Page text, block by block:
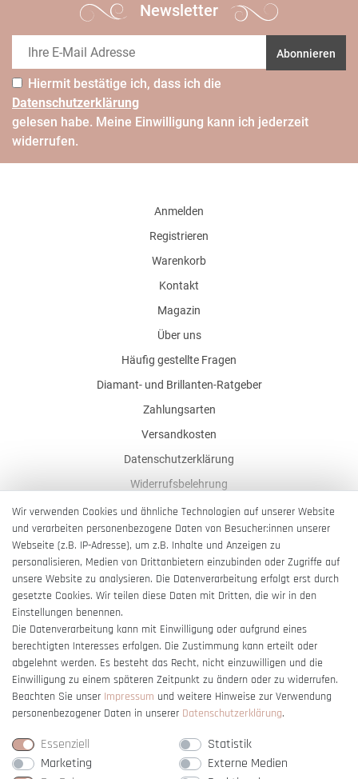
Newsletter
Abonnieren
Hiermit bestätige ich, dass ich die
Daten­schutz­erklärung
gelesen habe. Meine Einwilligung kann ich jederzeit
widerrufen.
Anmelden
Registrieren
Warenkorb
Kontakt
Magazin
Über uns
Häufig gestellte Fragen
Diamant- und Brillanten-Ratgeber
Zahlungsarten
Versandkosten
Datenschutzerklärung
Widerrufsbelehrung
AGB
Impressum
Barrierefreiheitserklärung
Vertrag widerrufen
Wir verwenden Cookies und ähnliche Technologien auf unserer Website
und verarbeiten personenbezogene Daten von Besucher:innen unserer
Webseite (z.B. IP-Adresse), um z.B. Inhalte und Anzeigen zu
personalisieren, Medien von Drittanbietern einzubinden oder Zugriffe auf
unsere Website zu analysieren. Die Datenverarbeitung erfolgt erst durch
gesetzte Cookies. Wir teilen diese Daten mit Dritten, die wir in den
Einstellungen benennen.
Die Datenverarbeitung kann mit Einwilligung oder aufgrund eines
berechtigten Interesses erfolgen. Die Zustimmung kann erteilt oder
abgelehnt werden. Es besteht das Recht, nicht einzuwilligen und die
Einwilligung zu einem späteren Zeitpunkt zu ändern oder zu widerrufen.
Beachten Sie unser Impressum und weitere Hinweise zur Verwendung
personenbezogener Daten in unserer Daten­schutz­erklärung.
Essenziell
Statistik
Marketing
Externe Medien